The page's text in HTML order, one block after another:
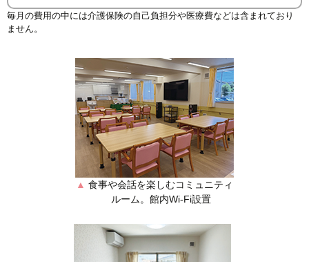
毎月の費用の中には介護保険の自己負担分や医療費などは含まれており
ません。
▲ 食事や会話を楽しむコミュニティ
ルーム。館内Wi-Fi設置